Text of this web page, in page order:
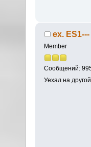
ex. ES1---
Member
Сообщений:
Уехал на